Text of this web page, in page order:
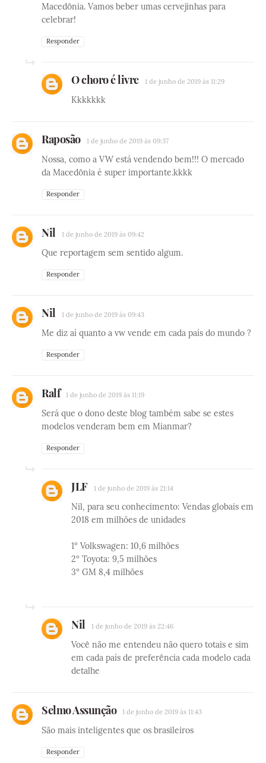
Macedônia. Vamos beber umas cervejinhas para
celebrar!
Responder
O choro é livre 1 de junho de 2019 às 11:29
Kkkkkkk
Raposão 1 de junho de 2019 às 09:37
Nossa, como a VW está vendendo bem!!! O mercado
da Macedônia é super importante.kkkk
Responder
Nil 1 de junho de 2019 às 09:42
Que reportagem sem sentido algum.
Responder
Nil 1 de junho de 2019 às 09:43
Me diz aí quanto a vw vende em cada país do mundo ?
Responder
Ralf 1 de junho de 2019 às 11:19
Será que o dono deste blog também sabe se estes
modelos venderam bem em Mianmar?
Responder
JLF 1 de junho de 2019 às 21:14
Nil, para seu conhecimento: Vendas globais em
2018 em milhões de unidades
1º Volkswagen: 10,6 milhões
2º Toyota: 9,5 milhões
3º GM 8,4 milhões
Nil 1 de junho de 2019 às 22:46
Você não me entendeu não quero totais e sim
em cada país de preferência cada modelo cada
detalhe
Selmo Assunção 1 de junho de 2019 às 11:43
São mais inteligentes que os brasileiros
Responder